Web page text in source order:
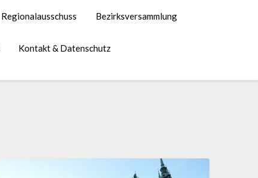
Regionalausschuss Bezirksversammlung
Kontakt & Datenschutz